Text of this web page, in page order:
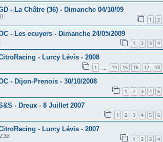
- La Châtre (36) - Dimanche 04/10/09
1 2
- Les ecuyers - Dimanche 24/05/2009
1 2 3 4
- Lurcy Lévis - 2008
1 14 15 16 17 18
- Dijon-Prenois - 30/10/2008
1 2 3 4 5
- Dreux - 8 Juillet 2007
1 2 3 4 5 6
- Lurcy Lévis - 2007
1 2 3 4